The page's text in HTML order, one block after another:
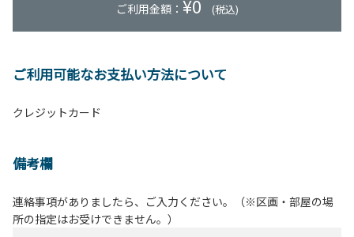
ご利用金額： ¥0 (税込)
ご利用可能なお支払い方法について
クレジットカード
備考欄
連絡事項がありましたら、ご入力ください。（※区画・部屋の場
所の指定はお受けできません。）